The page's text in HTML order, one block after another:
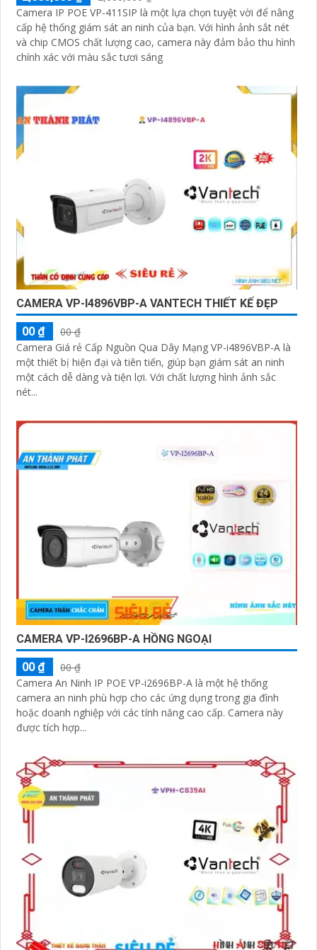
Camera IP POE VP-411SIP là một lựa chọn tuyệt vời để nâng
cấp hệ thống giám sát an ninh của bạn. Với hình ảnh sắt nét
và chip CMOS chất lượng cao, camera này đảm bảo thu hình
chính xác với màu sắc tươi sáng
CAMERA VP-I4896VBP-A VANTECH THIẾT KẾ ĐẸP
00 ₫
00 ₫
Camera Giá rẻ Cấp Nguồn Qua Dây Mạng VP-i4896VBP-A là
một thiết bị hiện đại và tiên tiến, giúp bạn giám sát an ninh
một cách dễ dàng và tiện lợi. Với chất lượng hình ảnh sắc
nét...
CAMERA VP-I2696BP-A HỒNG NGOẠI
00 ₫
00 ₫
Camera An Ninh IP POE VP-i2696BP-A là một hệ thống
camera an ninh phù hợp cho các ứng dụng trong gia đình
hoặc doanh nghiệp với các tính năng cao cấp. Camera này
được tích hợp...